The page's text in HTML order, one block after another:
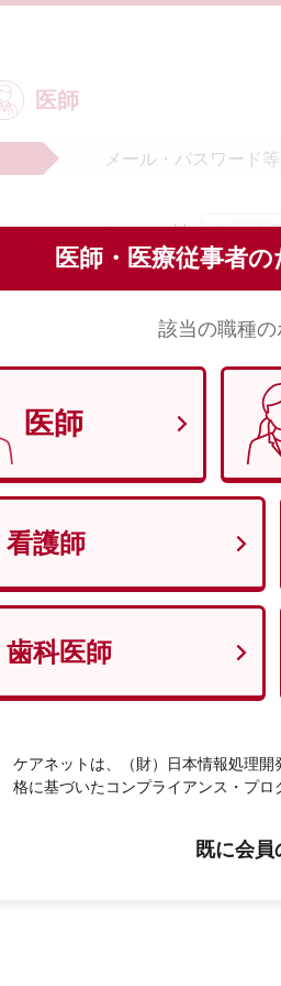
医師・医療従事者
該当の職種の
医師
看護師
歯科医師
ケアネットは、（財）日本情報処理開
格に基づいたコンプライアンス・プロ
既に会員
医師
メール・ パスワード等
姓
※全角で入
セイ
※全角（カ
※半角数字8
男性